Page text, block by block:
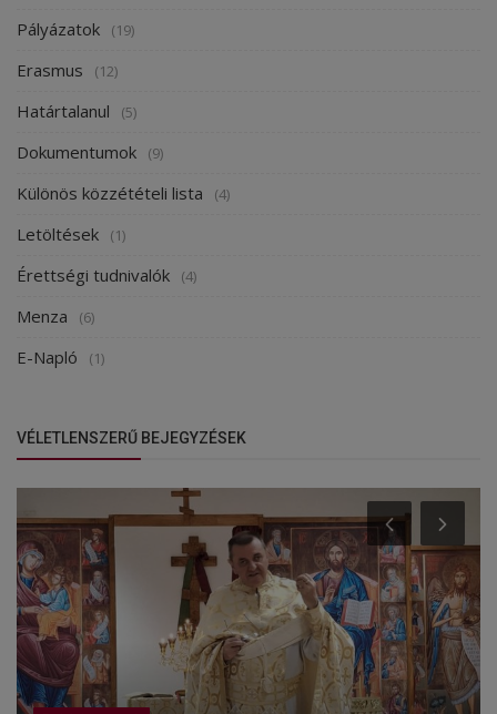
Pályázatok (19)
Erasmus (12)
Határtalanul (5)
Dokumentumok (9)
Különös közzétételi lista (4)
Letöltések (1)
Érettségi tudnivalók (4)
Menza (6)
E-Napló (1)
VÉLETLENSZERŰ BEJEGYZÉSEK